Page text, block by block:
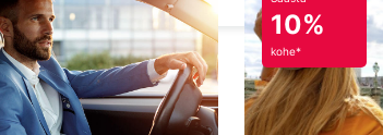
10%
kohe*